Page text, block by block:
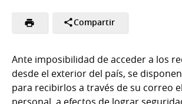
Compartir
Ante imposibilidad de acceder a los
desde el exterior del país, se
para recibirlos a través de su correo
personal, a efectos de lograr